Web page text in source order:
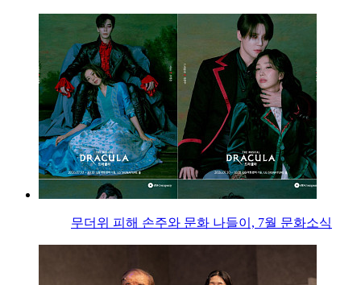
무더위 피해 손주와 문화 나들이, 7월 문화소식